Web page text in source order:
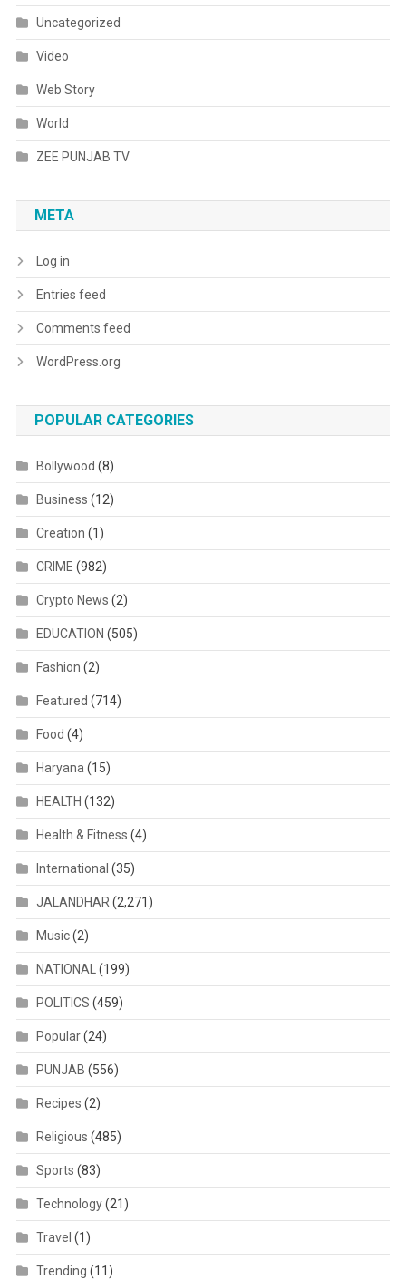
Uncategorized
Video
Web Story
World
ZEE PUNJAB TV
META
Log in
Entries feed
Comments feed
WordPress.org
POPULAR CATEGORIES
Bollywood (8)
Business (12)
Creation (1)
CRIME (982)
Crypto News (2)
EDUCATION (505)
Fashion (2)
Featured (714)
Food (4)
Haryana (15)
HEALTH (132)
Health & Fitness (4)
International (35)
JALANDHAR (2,271)
Music(2)
NATIONAL (199)
POLITICS (459)
Popular(24)
PUNJAB (556)
Recipes (2)
Religious (485)
Sports (83)
Technology(21)
Travel (1)
Trending (11)